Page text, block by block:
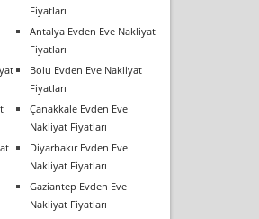
Fiyatları
Antalya Evden Eve Nakliyat
Fiyatları
Bolu Evden Eve Nakliyat
Fiyatları
Çanakkale Evden Eve
Nakliyat Fiyatları
Diyarbakır Evden Eve
Nakliyat Fiyatları
Gaziantep Evden Eve
Nakliyat Fiyatları